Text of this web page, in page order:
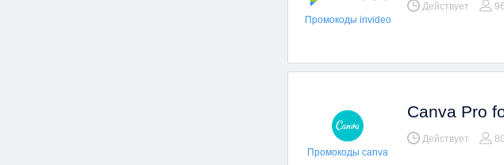
Промокоды invideo
Действует 96
Промокоды canva
Canva Pro
Действует 80